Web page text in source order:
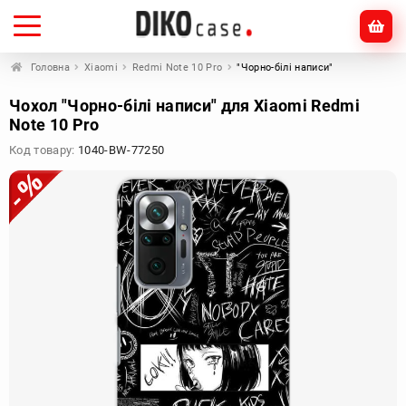
Головна Xiaomi Redmi Note 10 Pro "Чорно-білі написи"
Чохол "Чорно-білі написи" для Xiaomi Redmi
Note 10 Pro
Код товару: 1040-BW-77250